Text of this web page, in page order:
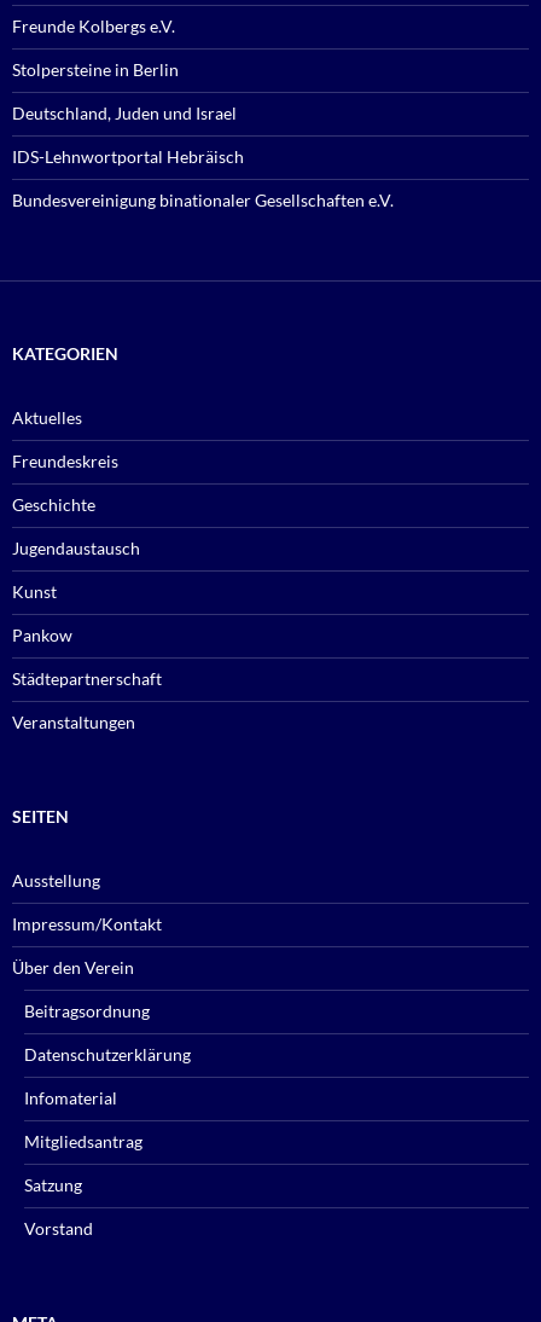
Freunde Kolbergs e.V.
Stolpersteine in Berlin
Deutschland, Juden und Israel
IDS-Lehnwortportal Hebräisch
Bundesvereinigung binationaler Gesellschaften e.V.
KATEGORIEN
Aktuelles
Freundeskreis
Geschichte
Jugendaustausch
Kunst
Pankow
Städtepartnerschaft
Veranstaltungen
SEITEN
Ausstellung
Impressum/Kontakt
Über den Verein
Beitragsordnung
Datenschutzerklärung
Infomaterial
Mitgliedsantrag
Satzung
Vorstand